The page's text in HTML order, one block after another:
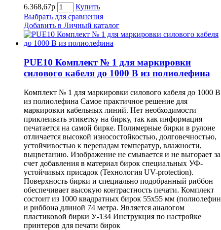
6.368,67р
Купить
Выбрать для сравнения
Добавить в Личный каталог
PUE10 Комплект № 1 для маркировки
силового кабеля до 1000 В из полиолефина
Комплект № 1 для маркировки силового кабеля до 1000 В
из полиолефина Самое практичное решение для
маркировки кабельных линий. Нет необходимости
приклеивать этикетку на бирку, так как информация
печатается на самой бирке. Полимерные бирки в рулоне
отличается высокой износостойкостью, долговечностью,
устойчивостью к перепадам температур, влажности,
выцветанию. Изображение не смывается и не выгорает за
счет добавления в материал бирок специальных УФ-
устойчивых присадок (Технология UV-protеction).
Поверхность бирки и специально подобранный риббон
обеспечивает высокую контрастность печати. Комплект
состоит из 1000 квадратных бирок 55х55 мм
и риббона длиной 74 метра. Является аналогом
пластиковой бирки У-134 Инструкция по настройке
принтеров для печати бирок